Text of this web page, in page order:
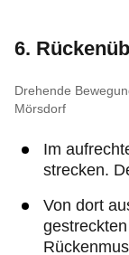
6.
Drehende
Mörsdorf
Im
strecken.
Von dort